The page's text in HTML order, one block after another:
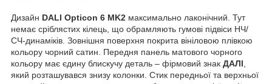
Дизайн DALI Opticon 6 MK2 максимально лаконічний. Тут
немає сріблястих кілець, що обрамляють гумові підвіси НЧ/
СЧ-динаміків. Зовнішня поверхня покрита вініловою плівкою
кольору чорний сатин. Передня панель матового чорного
кольору має єдину блискучу деталь – фірмовий знак ДАЛІ,
який розташувався знизу колонки. Стик передньої та верхньої